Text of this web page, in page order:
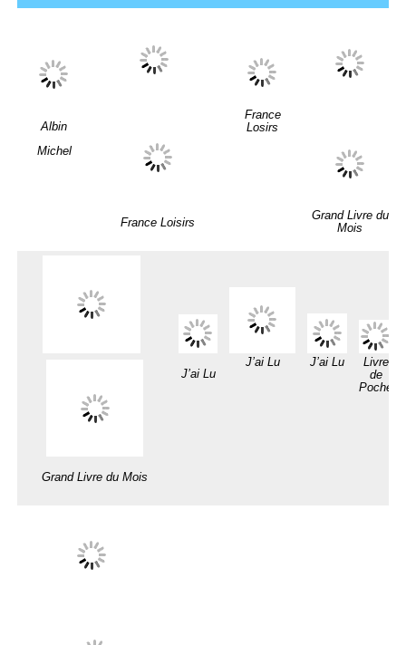
Albin
Michel
France Loisirs
France
Losirs
Grand Livre du
Mois
Grand Livre du Mois
J’ai Lu
J’ai Lu J’ai Lu
Livre
de
Poche